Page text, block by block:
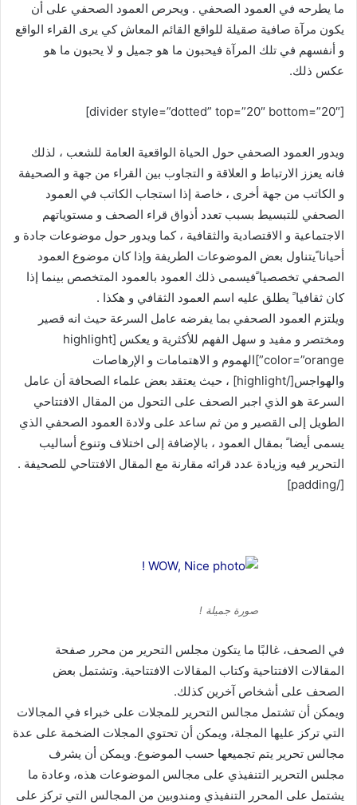
ما يطرحه في العمود الصحفي . ويحرص العمود الصحفي على أن
يكون مرآة صافية صقيلة للواقع القائم المعاش كي يرى القراء الواقع
و أنفسهم في تلك المرآة فيحبون ما هو جميل و لا يحبون ما هو
عكس ذلك.
[divider style=”dotted” top=”20″ bottom=”20″]
ويدور العمود الصحفي حول الحياة الواقعية العامة للشعب ، لذلك
فانه يعزز الارتباط و العلاقة و التجاوب بين القراء من جهة و الصحيفة
و الكاتب من جهة أخرى ، خاصة إذا استجاب الكاتب في العمود
الصحفي للتبسيط بسبب تعدد أذواق قراء الصحف و مستوياتهم
الاجتماعية و الاقتصادية والثقافية ، كما ويدور حول موضوعات جادة و
أحيانا ًيتناول بعض الموضوعات الطريفة وإذا كان موضوع العمود
الصحفي تخصصيا ًفيسمى ذلك العمود بالعمود المتخصص بينما إذا
كان ثقافيا ً يطلق عليه اسم العمود الثقافي و هكذا .
ويلتزم العمود الصحفي بما يفرضه عامل السرعة حيث انه قصير
ومختصر و مفيد و سهل الفهم للأكثرية و يعكس [highlight
color=”orange”]الهموم و الاهتمامات و الإرهاصات
والهواجس[/highlight] ، حيث يعتقد بعض علماء الصحافة أن عامل
السرعة هو الذي اجبر الصحف على التحول من المقال الافتتاحي
الطويل إلى القصير و من ثم ساعد على ولادة العمود الصحفي الذي
يسمى أيضا ً بمقال العمود ، بالإضافة إلى اختلاف وتنوع أساليب
التحرير فيه وزيادة عدد قرائه مقارنة مع المقال الافتتاحي للصحيفة .
[/padding]
صورة جميلة !
في الصحف، غالبًا ما يتكون مجلس التحرير من محرر صفحة
المقالات الافتتاحية وكتاب المقالات الافتتاحية. وتشتمل بعض
الصحف على أشخاص آخرين كذلك.
ويمكن أن تشتمل مجالس التحرير للمجلات على خبراء في المجالات
التي تركز عليها المجلة، ويمكن أن تحتوي المجلات الضخمة على عدة
مجالس تحرير يتم تجميعها حسب الموضوع. ويمكن أن يشرف
مجلس التحرير التنفيذي على مجالس الموضوعات هذه، وعادة ما
يشتمل على المحرر التنفيذي ومندوبين من المجالس التي تركز على